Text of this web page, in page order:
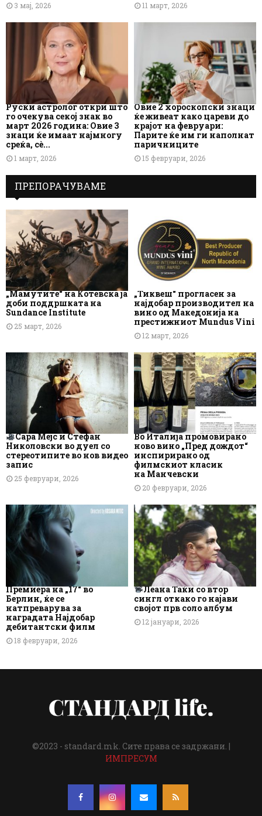
3 мај, 2026 11 март, 2026
Руски астролог откри што
го очекува секој знак во
март 2026 година: Овие 3
знаци ќе имаат најмногу
среќа, сè...
1 март, 2026
Овие 2 хороскопски знаци
ќе живеат како цареви до
крајот на февруари:
Парите ќе им ги наполнат
паричниците
15 февруари, 2026
ПРЕПОРАЧУВАМЕ
„Мамутите“ на Котевска ја
доби поддршката на
Sundance Institute
25 март, 2026
„Тиквеш“ прогласен за
најдобар производител на
вино од Македонија на
престижниот Mundus Vini
12 март, 2026
Сара Мејс и Стефан
Николовски во дуел со
стереотипите во нов видео
запис
25 февруари, 2026
Во Италија промовирано
ново вино „Пред дождот“
инспирирано од
филмскиот класик
на Манчевски
20 февруари, 2026
Премиера на „17“ во
Берлин, ќе се
натпреварува за
наградата Најдобар
дебитантски филм
18 февруари, 2026
Леана Таќи со втор
сингл откако го најави
својот прв соло албум
12 јануари, 2026
©2023 - standard.mk. Сите права се задржани. |
ИМПРЕСУМ